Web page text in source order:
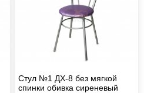
Стул №1 ДХ-8 без мягкой
спинки обивка сиреневый